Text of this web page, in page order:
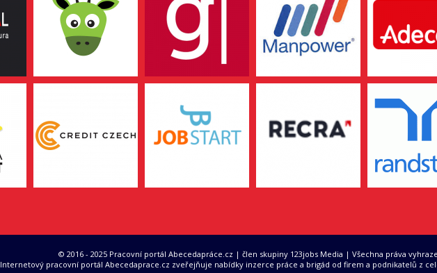
© 2016 - 2025 Pracovní portál Abecedapráce.cz | člen skupiny 123jobs Media | Všechna práva
Internetový pracovní portál Abecedaprace.cz zveřejňuje nabídky inzerce práce a brigád od firem a podnikatelů z